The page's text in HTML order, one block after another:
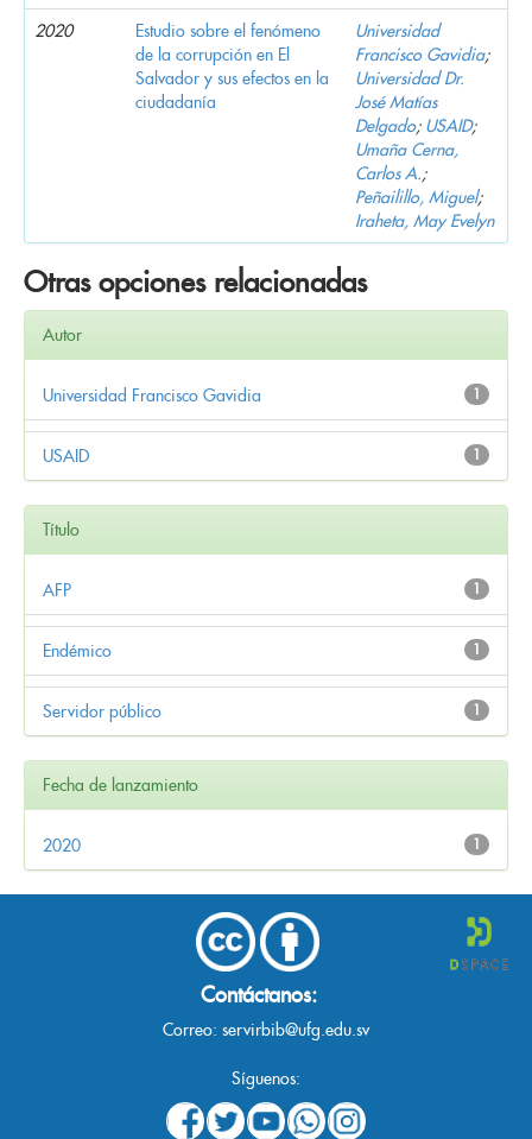
2020
Estudio sobre el fenómeno
de la corrupción en El
Salvador y sus efectos en la
ciudadanía
Universidad
Francisco Gavidia;
Universidad Dr.
José Matías
Delgado; USAID;
Umaña Cerna,
Carlos A.;
Peñailillo, Miguel;
Iraheta, May Evelyn
Otras opciones relacionadas
Autor
1
Universidad Francisco Gavidia
1
USAID
Título
1
AFP
1
Endémico
1
Servidor público
Fecha de lanzamiento
1
2020
Contáctanos:
Correo: servirbib@ufg.edu.sv
Síguenos: